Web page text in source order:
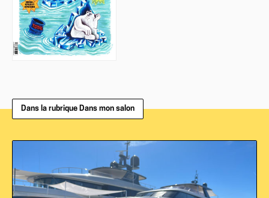
Dans la rubrique Dans mon salon